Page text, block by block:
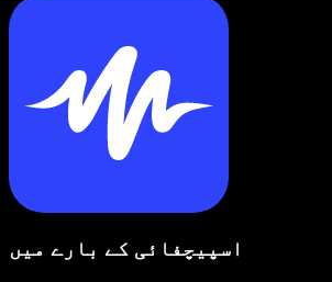
اسپیچفائی کے بارے میں